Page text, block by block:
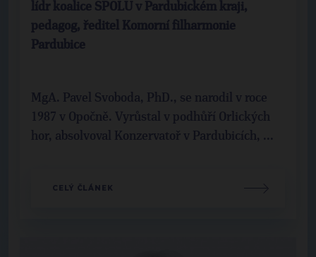
lídr koalice SPOLU v Pardubickém kraji,
pedagog, ředitel Komorní filharmonie
Pardubice
MgA. Pavel Svoboda, PhD., se narodil v roce
1987 v Opočně. Vyrůstal v podhůří Orlických
hor, absolvoval Konzervatoř v Pardubicích, ...
CELÝ ČLÁNEK